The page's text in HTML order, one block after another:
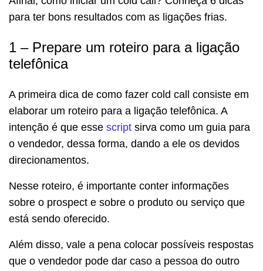
para ter bons resultados com as ligações frias.
1 – Prepare um roteiro para a ligação
telefônica
A primeira dica de como fazer cold call consiste em
elaborar um roteiro para a ligação telefônica. A
intenção é que esse script sirva como um guia para
o vendedor, dessa forma, dando a ele os devidos
direcionamentos.
Nesse roteiro, é importante conter informações
sobre o prospect e sobre o produto ou serviço que
está sendo oferecido.
Além disso, vale a pena colocar possíveis respostas
que o vendedor pode dar caso a pessoa do outro